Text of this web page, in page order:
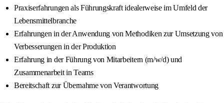
Praxiserfahrungen als Führungskraft idealerweise im Umfeld der
Lebensmittelbranche
Erfahrungen in der Anwendung von Methodiken zur Umsetzung von
Verbesserungen in der Produktion
Erfahrung in der Führung von Mitarbeitern (m/w/d) und
Zusammenarbeit in Teams
Bereitschaft zur Übernahme von Verantwortung